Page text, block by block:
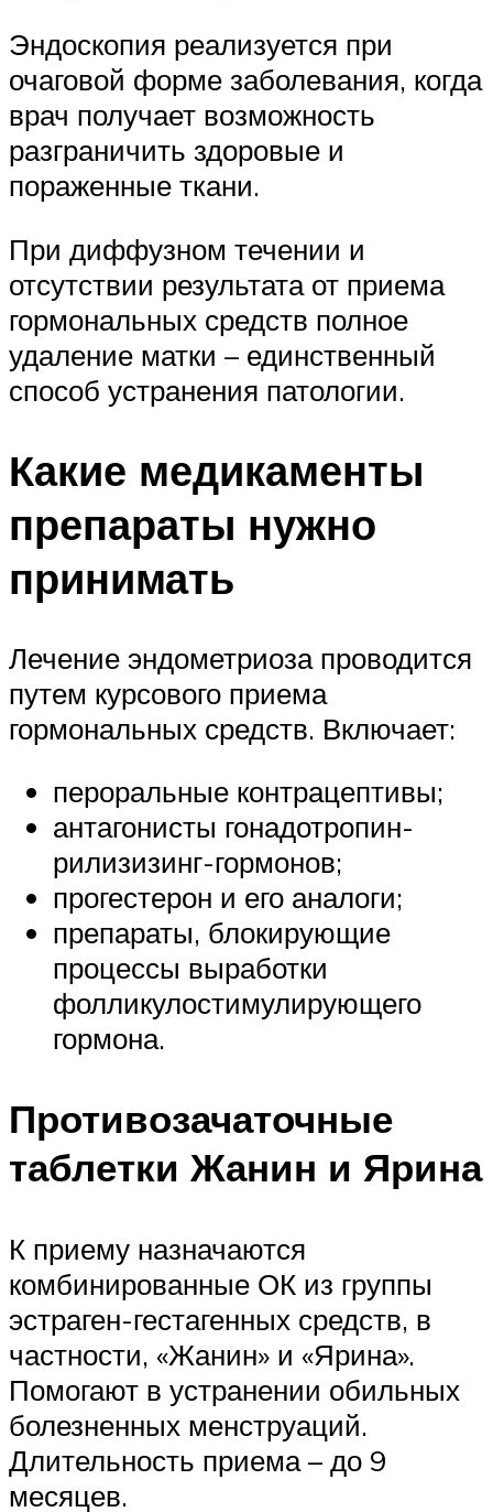
Эндоскопия реализуется при
очаговой форме заболевания, когда
врач получает возможность
разграничить здоровые и
пораженные ткани.
При диффузном течении и
отсутствии результата от приема
гормональных средств полное
удаление матки – единственный
способ устранения патологии.
Какие медикаменты
препараты нужно
принимать
Лечение эндометриоза проводится
путем курсового приема
гормональных средств. Включает:
пероральные контрацептивы;
антагонисты гонадотропин-
рилизизинг-гормонов;
прогестерон и его аналоги;
препараты, блокирующие
процессы выработки
фолликулостимулирующего
гормона.
Противозачаточные
таблетки Жанин и Ярина
К приему назначаются
комбинированные ОК из группы
эстраген-гестагенных средств, в
частности, «Жанин» и «Ярина».
Помогают в устранении обильных
болезненных менструаций.
Длительность приема – до 9
месяцев.